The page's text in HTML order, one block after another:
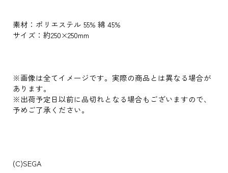
素材：ポリエステル 55% 綿 45%
サイズ：約250×250mm
※画像は全てイメージです。実際の商品とは異なる場合が
あります。
※出荷予定日以前に品切れとなる場合もございますので、
予めご了承ください。
(C)SEGA